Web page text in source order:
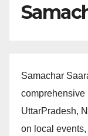
Samachar
comprehensive
UttarPradesh,
on local